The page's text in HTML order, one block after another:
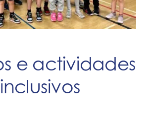
e actividades
inclusivos